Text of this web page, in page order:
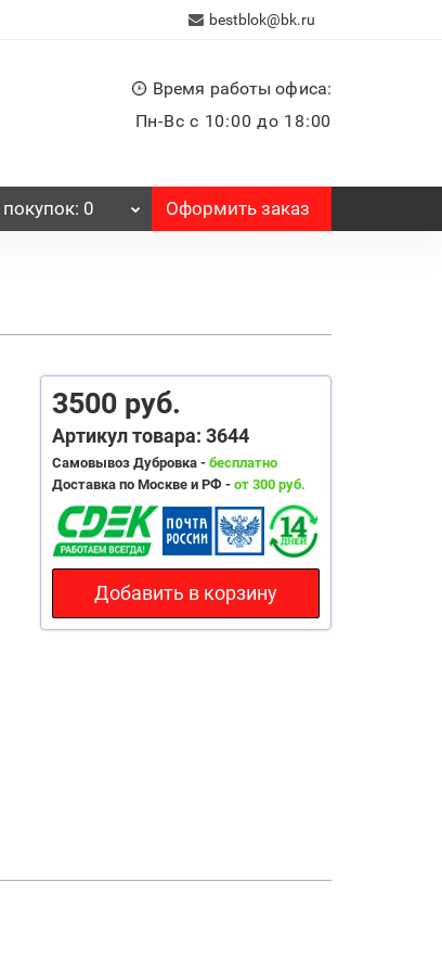
bestblok@bk.ru
Время работы офиса:
Пн-Вс с 10:00 до 18:00
покупок: 0 Оформить заказ
3500 руб.
Артикул товара: 3644
Самовывоз Дубровка - бесплатно
Доставка по Москве и РФ - от 300 руб.
Добавить в корзину